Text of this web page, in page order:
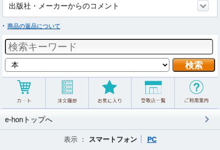
出版社・メーカーからのコメント
商品の返品について
e-honトップへ
表示 ： スマートフォン PC